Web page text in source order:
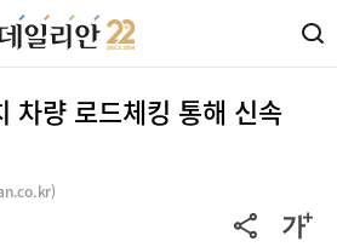
차량 로드체킹 통해 신속